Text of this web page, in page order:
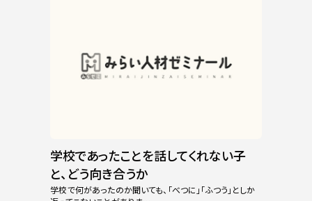
学校であったことを話してくれない子
と、どう向き合うか
学校で何があったのか聞いても、「べつに」「ふつう」としか